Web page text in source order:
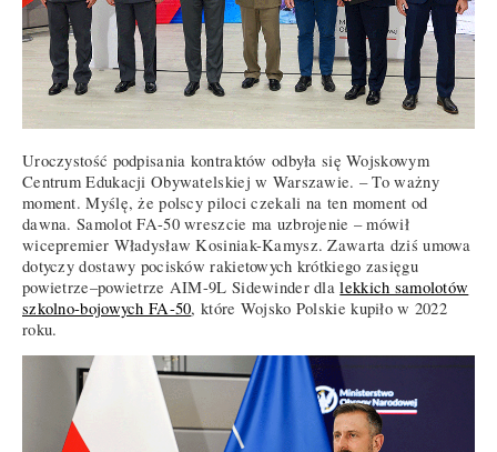
Uroczystość podpisania kontraktów odbyła się Wojskowym
Centrum Edukacji Obywatelskiej w Warszawie. – To ważny
moment. Myślę, że polscy piloci czekali na ten moment od
dawna. Samolot FA-50 wreszcie ma uzbrojenie – mówił
wicepremier Władysław Kosiniak-Kamysz. Zawarta dziś umowa
dotyczy dostawy pocisków rakietowych krótkiego zasięgu
powietrze–powietrze AIM-9L Sidewinder dlalekkich samolotów
szkolno-bojowych FA-50, które Wojsko Polskie kupiło w 2022
roku.